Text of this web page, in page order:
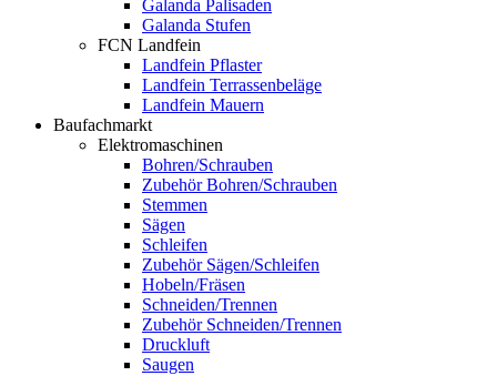
Galanda Palisaden
Galanda Stufen
FCN Landfein
Landfein Pflaster
Landfein Terrassenbeläge
Landfein Mauern
Baufachmarkt
Elektromaschinen
Bohren/Schrauben
Zubehör Bohren/Schrauben
Stemmen
Sägen
Schleifen
Zubehör Sägen/Schleifen
Hobeln/Fräsen
Schneiden/Trennen
Zubehör Schneiden/Trennen
Druckluft
Saugen